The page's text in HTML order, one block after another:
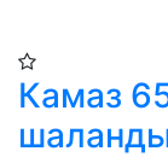
Камаз